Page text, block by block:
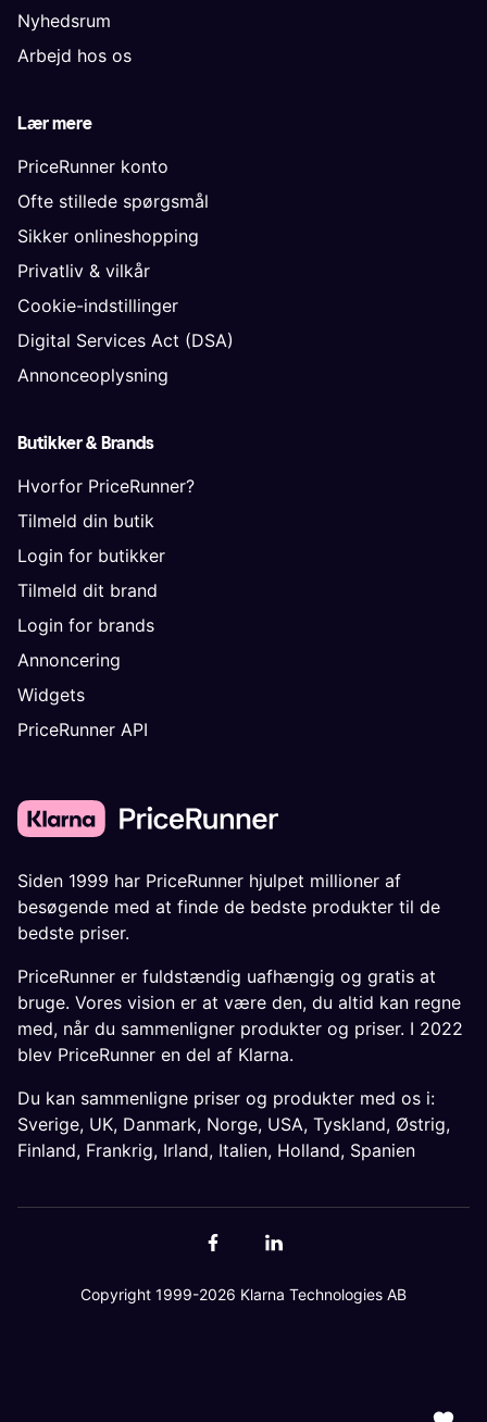
Nyhedsrum
Arbejd hos os
Lær mere
PriceRunner konto
Ofte stillede spørgsmål
Sikker onlineshopping
Privatliv & vilkår
Cookie-indstillinger
Digital Services Act (DSA)
Annonceoplysning
Butikker & Brands
Hvorfor PriceRunner?
Tilmeld din butik
Login for butikker
Tilmeld dit brand
Login for brands
Annoncering
Widgets
PriceRunner API
Siden 1999 har PriceRunner hjulpet millioner af
besøgende med at finde de bedste produkter til de
bedste priser.
PriceRunner er fuldstændig uafhængig og gratis at
bruge. Vores vision er at være den, du altid kan regne
med, når du sammenligner produkter og priser. I 2022
blev PriceRunner en del af Klarna.
Du kan sammenligne priser og produkter med os i:
Sverige, UK, Danmark, Norge, USA, Tyskland, Østrig,
Finland, Frankrig, Irland, Italien, Holland, Spanien
Copyright 1999-2026 Klarna Technologies AB